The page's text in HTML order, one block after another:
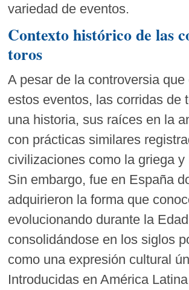
variedad de eventos.
Contexto histórico de las
toros
A pesar de la controversia que
estos eventos, las corridas de
una historia, sus raíces en la
con prácticas similares
civilizaciones como la griega y
Sin embargo, fue en España
adquirieron la forma que
evolucionando durante la
consolidándose en los siglos
como una expresión cultural
Introducidas en América